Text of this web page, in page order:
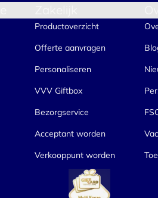
Productoverzicht
Offerte aanvragen
Personaliseren
VVV Giftbox
Bezorgservice
Acceptant worden
Verkooppunt worden